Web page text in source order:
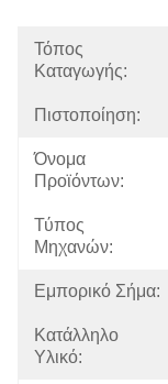
Τόπος
Καταγωγής:
Πιστοποίηση:
Όνομα
Προϊόντων:
Τύπος
Μηχανών:
Εμπορικό Σήμα:
Κατάλληλο
Υλικό: